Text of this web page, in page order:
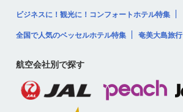
ビジネスに！観光に！コンフォートホテル特集
全国で人気のベッセルホテル特集 奄美大島旅行
航空会社別で探す